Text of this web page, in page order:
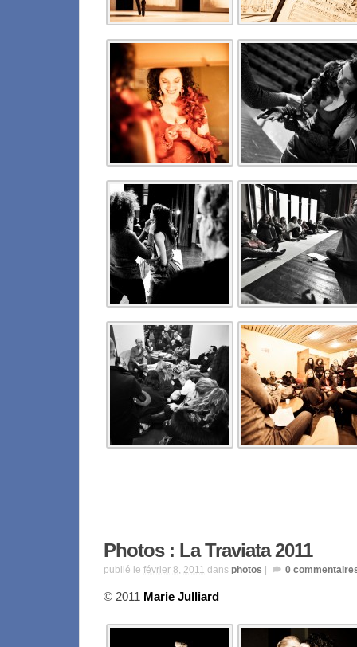
Photos : La Traviata 2011
publié le février 8, 2011 dans photos 0
© 2011 Marie Julliard